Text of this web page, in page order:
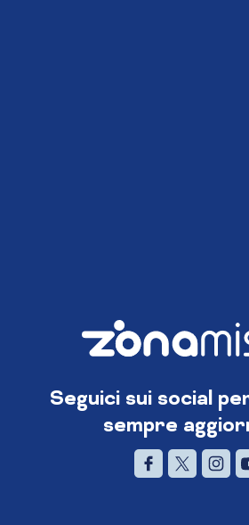
Seguici sui social
sempre